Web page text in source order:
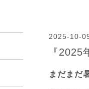
2025-10-
『2025
まだまだ